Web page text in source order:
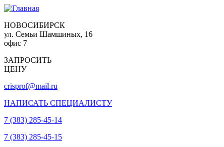
НОВОСИБИРСК
ул. Семьи Шамшиных, 16
офис 7
ЗАПРОСИТЬ
ЦЕНУ
crisprof@mail.ru
НАПИСАТЬ СПЕЦИАЛИСТУ
7 (383) 285-45-14
7 (383) 285-45-15